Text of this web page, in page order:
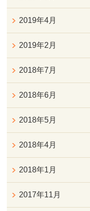
2019年4月
2019年2月
2018年7月
2018年6月
2018年5月
2018年4月
2018年1月
2017年11月